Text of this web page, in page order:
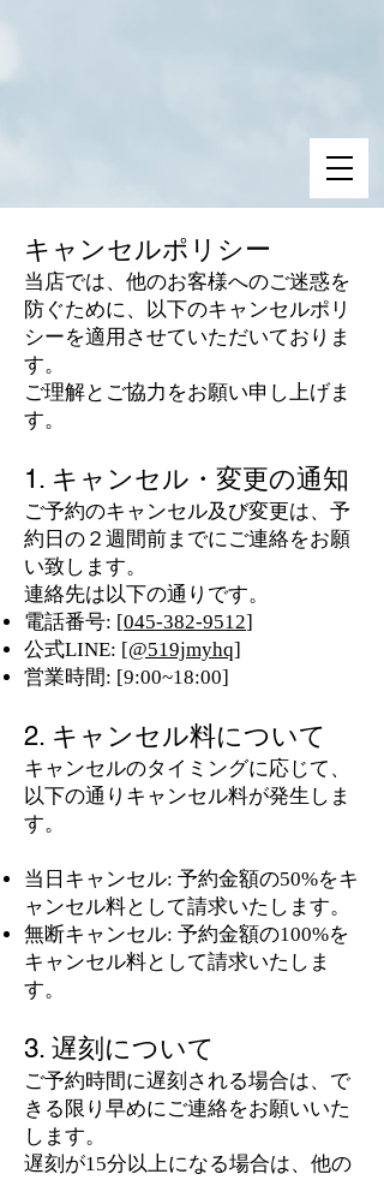
キャンセルポリシー
当店では、他のお客様へのご迷惑を
防ぐために、以下のキャンセルポリ
シーを適用させていただいておりま
す。
ご理解とご協力をお願い申し上げま
す。
1. キャンセル・変更の通知
ご予約のキャンセル及び変更は、予
約日の２週間前までにご連絡をお願
い致します。
連絡先は以下の通りです。
電話番号: [045-382-9512]
公式LINE: [@519jmyhq]
営業時間: [9:00~18:00]
2. キャンセル料について
キャンセルのタイミングに応じて、
以下の通りキャンセル料が発生しま
す。
当日キャンセル: 予約金額の50%をキ
ャンセル料として請求いたします。
無断キャンセル: 予約金額の100%を
キャンセル料として請求いたしま
す。
3. 遅刻について
ご予約時間に遅刻される場合は、で
きる限り早めにご連絡をお願いいた
します。
遅刻が15分以上になる場合は、他の